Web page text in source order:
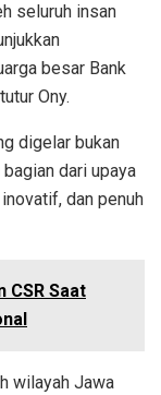
seluruh insan
besar Bank
Ony.
digelar bukan
dari upaya
dan penuh
CSR Saat
wilayah Jawa